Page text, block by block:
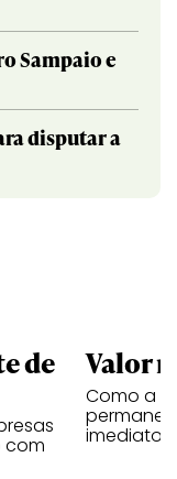
Sampaio e
disputar a
de
com
Valor
Como a
imediatos